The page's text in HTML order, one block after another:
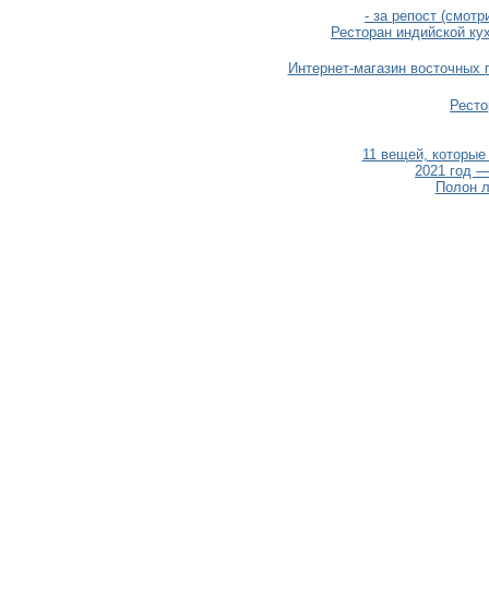
- за репост
Ресторан индийской
Интернет-магазин
11 вещей,
2021 год
Полон